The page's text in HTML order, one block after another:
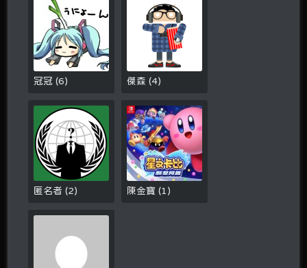
冠冠(6) 傑森(4)
匿名者(2) 陳金寶(1 )